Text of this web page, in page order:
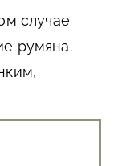
случае
румяна.